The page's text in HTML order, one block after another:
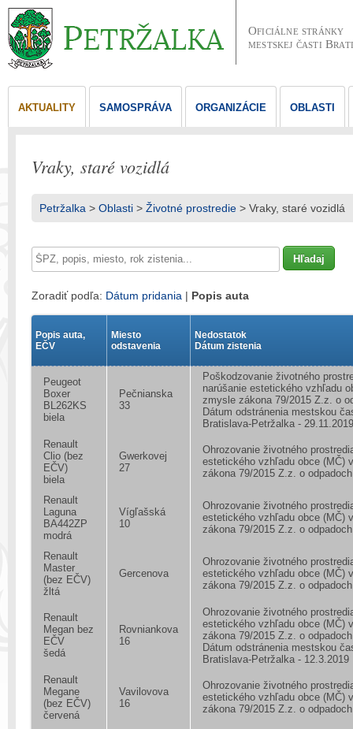
Oficiálne stránky
mestskej časti
AKTUALITY SAMOSPRÁVA ORGANIZÁCIE OBLASTI
Vraky, staré vozidlá
Petržalka > Oblasti > Životné prostredie > Vraky, staré vozidlá
Zoradiť podľa: Dátum pridania | Popis auta
Popis auta,
EČV
Miesto
odstavenia
Nedostatok
Dátum zistenia
Peugeot
Boxer
BL262KS
biela
Pečnianska
33
Poškodzovanie životného
narúšanie estetického vzhľadu
zmysle zákona 79/2015 Z.z. o
Dátum odstránenia mestskou
Bratislava-Petržalka - 29.11.2019
Renault
Clio (bez
EČV)
biela
Gwerkovej
27
Ohrozovanie životného
estetického vzhľadu obce (MČ)
zákona 79/2015 Z.z. o odpadoch
Renault
Laguna
BA442ZP
modrá
Vígľašská
10
Ohrozovanie životného
estetického vzhľadu obce (MČ)
zákona 79/2015 Z.z. o odpadoch
Renault
Master
(bez EČV)
žltá
Gercenova
Ohrozovanie životného
estetického vzhľadu obce (MČ)
zákona 79/2015 Z.z. o odpadoch
Renault
Megan bez
EČV
šedá
Rovniankova
16
Ohrozovanie životného
estetického vzhľadu obce (MČ)
zákona 79/2015 Z.z. o odpadoch
Dátum odstránenia mestskou
Bratislava-Petržalka - 12.3.2019
Renault
Megane
(bez EČV)
červená
Vavilovova
16
Ohrozovanie životného
estetického vzhľadu obce (MČ)
zákona 79/2015 Z.z. o odpadoch